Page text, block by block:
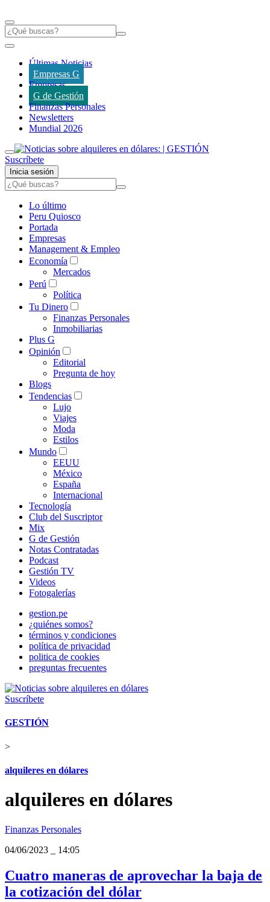
Últimas Noticias
Empresas G
Empresas
G de Gestión
Finanzas Personales
Newsletters
Mundial 2026
Suscríbete
Inicia sesión
Lo último
Peru Quiosco
Portada
Empresas
Management & Empleo
Economía
Mercados
Perú
Política
Tu Dinero
Finanzas Personales
Inmobiliarias
Plus G
Opinión
Editorial
Pregunta de hoy
Blogs
Tendencias
Lujo
Viajes
Moda
Estilos
Mundo
EEUU
México
España
Internacional
Tecnología
Club del Suscriptor
Mix
G de Gestión
Notas Contratadas
Podcast
Gestión TV
Videos
Fotogalerías
gestion.pe
¿quiénes somos?
términos y condiciones
política de privacidad
politica de cookies
preguntas frecuentes
Suscríbete
GESTIÓN
>
alquileres en dólares
alquileres en dólares
Finanzas Personales
04/06/2023
14:05
Cuatro maneras de aprovechar la baja de
la cotización del dólar